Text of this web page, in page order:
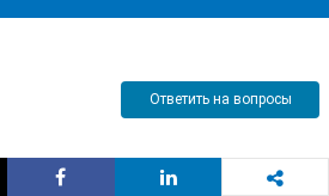
Ответить на вопросы